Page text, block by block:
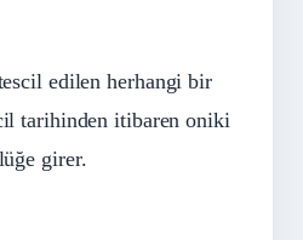
edilen herhangi bir
tarihinden itibaren oniki
girer.